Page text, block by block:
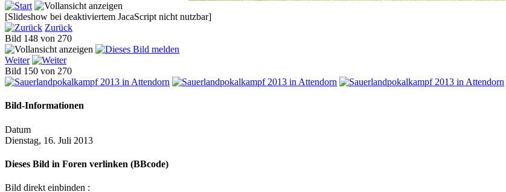
[Slideshow bei deaktiviertem JacaScript nicht nutzbar]
Zurück
Bild 148 von 270
Weiter
Bild 150 von 270
Bild-Informationen
Datum
Dienstag, 16. Juli 2013
Dieses Bild in Foren verlinken (BBcode)
Bild direkt einbinden :